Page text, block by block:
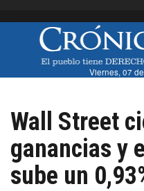
Viernes, 07
Wall Street
ganancias y
sube un